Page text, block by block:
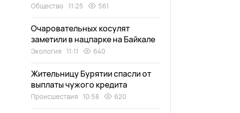
Общество 11:25 561
Очаровательных косулят
заметили в нацпарке на Байкале
Экология 11:11 640
Жительницу Бурятии спасли от
выплаты чужого кредита
Происшествия 10:58 620